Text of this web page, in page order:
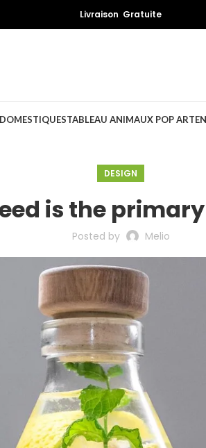
Livraison Gratuite
TABLEAU ANIMAUX POP ART
DESIGN
is the
Posted by Melio